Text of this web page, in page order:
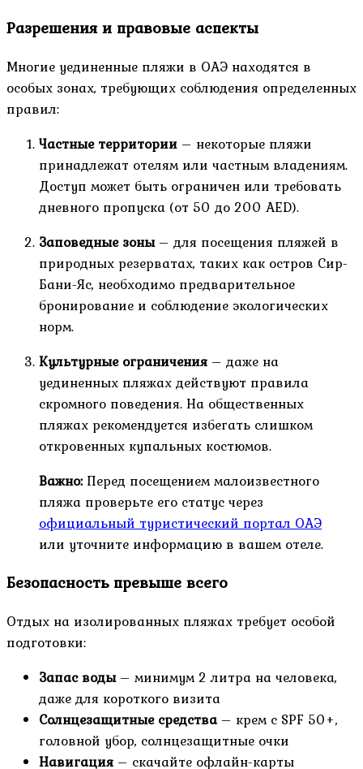
Разрешения и правовые аспекты
Многие уединенные пляжи в ОАЭ находятся в
особых зонах, требующих соблюдения определенных
правил:
Частные территории – некоторые пляжи
принадлежат отелям или частным владениям.
Доступ может быть ограничен или требовать
дневного пропуска (от 50 до 200 AED).
Заповедные зоны– для посещения пляжей в
природных резерватах, таких как остров Сир-
Бани-Яс, необходимо предварительное
бронирование и соблюдение экологических
норм.
Культурные ограничения – даже на
уединенных пляжах действуют правила
скромного поведения. На общественных
пляжах рекомендуется избегать слишком
откровенных купальных костюмов.
Важно: Перед посещением малоизвестного
пляжа проверьте его статус через
официальный туристический портал ОАЭ
или уточните информацию в вашем отеле.
Безопасность превыше всего
Отдых на изолированных пляжах требует особой
подготовки:
Запас воды– минимум 2 литра на человека,
даже для короткого визита
Солнцезащитные средства– крем с SPF 50+,
головной убор, солнцезащитные очки
Навигация – скачайте офлайн-карты